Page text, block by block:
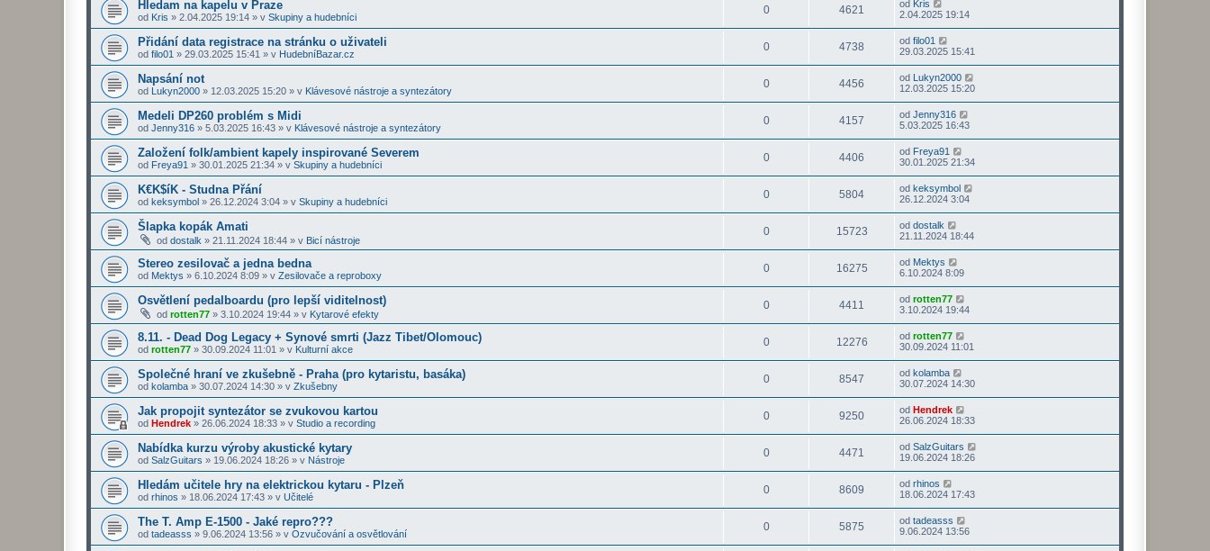
Hledam na kapelu v Praze
od Kris » 2.04.2025 19:14 » v Skupiny a hudebníci
0 4621 od Kris
2.04.2025 19:14
Přidání data registrace na stránku o uživateli
od filo01 » 29.03.2025 15:41 » v HudebníBazar.cz
0 4738 od filo01
29.03.2025 15:41
Napsání not
od Lukyn2000 » 12.03.2025 15:20 » v Klávesové nástroje a syntezátory
0 4456 od Lukyn2000
12.03.2025 15:20
Medeli DP260 problém s Midi
od Jenny316 » 5.03.2025 16:43 » v Klávesové nástroje a syntezátory
0 4157 od Jenny316
5.03.2025 16:43
Založení folk/ambient kapely inspirované Severem
od Freya91 » 30.01.2025 21:34 » v Skupiny a hudebníci
0 4406 od Freya91
30.01.2025 21:34
K€K$íK - Studna Přání
od keksymbol » 26.12.2024 3:04 » v Skupiny a hudebníci
0 5804 od keksymbol
26.12.2024 3:04
Šlapka kopák Amati
od dostalk » 21.11.2024 18:44 » v Bicí nástroje
0 15723 od dostalk
21.11.2024 18:44
Stereo zesilovač a jedna bedna
od Mektys » 6.10.2024 8:09 » v Zesilovače a reproboxy
0 16275 od Mektys
6.10.2024 8:09
Osvětlení pedalboardu (pro lepší viditelnost)
od rotten77 » 3.10.2024 19:44 » v Kytarové efekty
0 4411 od rotten77
3.10.2024 19:44
8.11. - Dead Dog Legacy + Synové smrti (Jazz Tibet/Olomouc)
od rotten77 » 30.09.2024 11:01 » v Kulturní akce
0 12276 od rotten77
30.09.2024 11:01
Společné hraní ve zkušebně - Praha (pro kytaristu, basáka)
od kolamba » 30.07.2024 14:30 » v Zkušebny
0 8547 od kolamba
30.07.2024 14:30
Jak propojit syntezátor se zvukovou kartou
od Hendrek » 26.06.2024 18:33 » v Studio a recording
0 9250 od Hendrek
26.06.2024 18:33
Nabídka kurzu výroby akustické kytary
od SalzGuitars » 19.06.2024 18:26 » v Nástroje
0 4471 od SalzGuitars
19.06.2024 18:26
Hledám učitele hry na elektrickou kytaru - Plzeň
od rhinos » 18.06.2024 17:43 » v Učitelé
0 8609 od rhinos
18.06.2024 17:43
The T. Amp E-1500 - Jaké repro???
od tadeasss » 9.06.2024 13:56 » v Ozvučování a osvětlování
0 5875 od tadeasss
9.06.2024 13:56